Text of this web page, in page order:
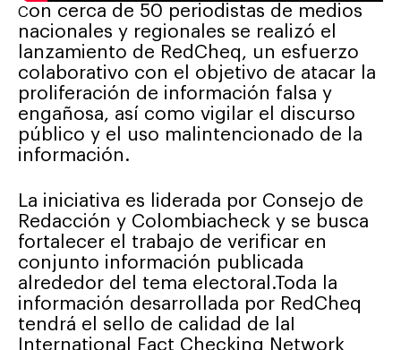
Con cerca de 50 periodistas de medios
nacionales y regionales se realizó el
lanzamiento de RedCheq, un esfuerzo
colaborativo con el objetivo de atacar la
proliferación de información falsa y
engañosa, así como vigilar el discurso
público y el uso malintencionado de la
información.
La iniciativa es liderada por Consejo de
Redacción y Colombiacheck y se busca
fortalecer el trabajo de verificar en
conjunto información publicada
alrededor del tema electoral.Toda la
información desarrollada por RedCheq
tendrá el sello de calidad de la
International Fact Checking Network